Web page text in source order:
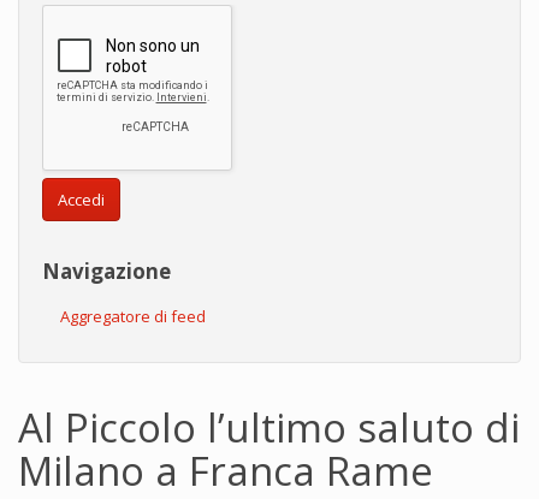
Accedi
Navigazione
Aggregatore di feed
Al Piccolo l’ultimo saluto di
Milano a Franca Rame